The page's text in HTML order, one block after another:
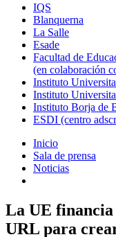
IQS
Blanquerna
La Salle
Esade
Facultad de
(en colaboración
Instituto
Instituto
Instituto Borja de
ESDI (centro
Inicio
Sala de prensa
Noticias
La UE
URL para